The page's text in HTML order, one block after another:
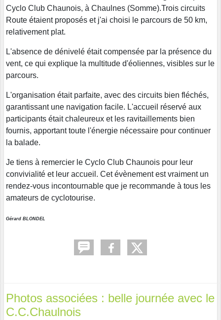
Cyclo Club Chaunois, à Chaulnes (Somme).Trois circuits
Route étaient proposés et j'ai choisi le parcours de 50 km,
relativement plat.
L'absence de dénivelé était compensée par la présence du
vent, ce qui explique la multitude d'éoliennes, visibles sur le
parcours.
L'organisation était parfaite, avec des circuits bien fléchés,
garantissant une navigation facile. L'accueil réservé aux
participants était chaleureux et les ravitaillements bien
fournis, apportant toute l'énergie nécessaire pour continuer
la balade.
Je tiens à remercier le Cyclo Club Chaunois pour leur
convivialité et leur accueil. Cet évènement est vraiment un
rendez-vous incontournable que je recommande à tous les
amateurs de cyclotourise.
Gérard BLONDEL
Photos associées : belle journée avec le
C.C.Chaulnois